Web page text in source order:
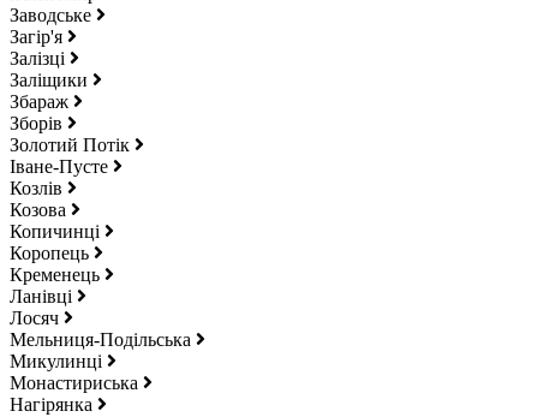
Заводське
Загір'я
Залізці
Заліщики
Збараж
Зборів
Золотий Потік
Іване-Пусте
Козлів
Козова
Копичинці
Коропець
Кременець
Ланівці
Лосяч
Мельниця-Подільська
Микулинці
Монастириська
Нагірянка